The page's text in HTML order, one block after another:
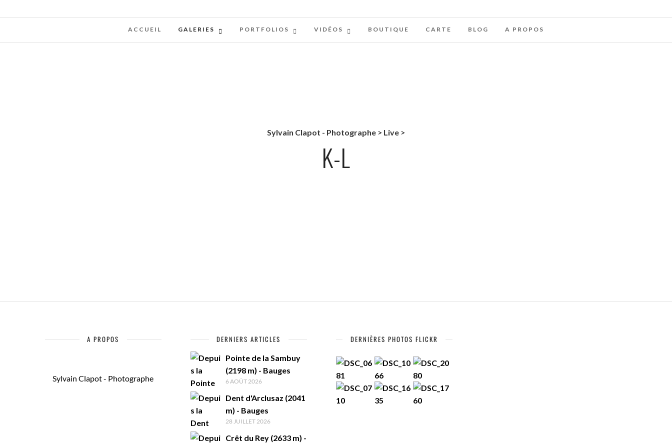
ACCUEIL GALERIES PORTFOLIOS VIDÉOS BOUTIQUE CARTE BLOG A PROPOS
Sylvain Clapot - Photographe > Live >
K-L
A PROPOS
Sylvain Clapot - Photographe
DERNIERS ARTICLES
Pointe de la Sambuy
(2198 m) - Bauges
6 AOÛT 2026
Dent d'Arclusaz (2041
m) - Bauges
28 JUILLET 2026
Crêt du Rey (2633 m) -
DERNIÈRES PHOTOS FLICKR